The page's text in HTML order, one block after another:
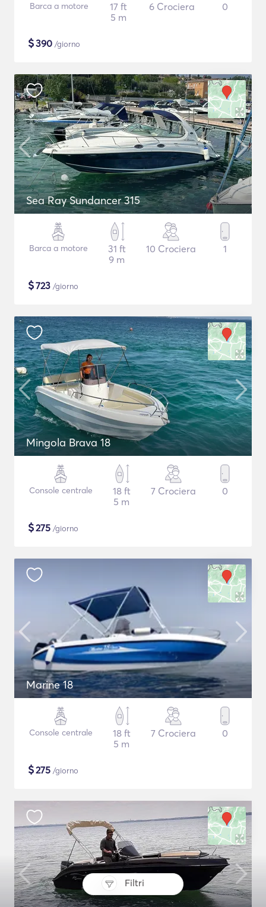
Filtri
Barca a motore
17 ft
5 m
6 Crociera 0
$390 /giorno
Sea Ray Sundancer 315
Barca a motore
31 ft
9 m
10 Crociera 1
$723 /giorno
Mingola Brava 18
Console centrale
18 ft
5 m
7 Crociera 0
$275 /giorno
Marine 18
Console centrale
18 ft
5 m
7 Crociera 0
$275 /giorno